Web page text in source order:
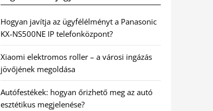
Hogyan javítja az ügyfélélményt a Panasonic
KX-NS500NE IP telefonközpont?
Xiaomi elektromos roller – a városi ingázás
jövőjének megoldása
Autófestékek: hogyan őrizhető meg az autó
esztétikus megjelenése?